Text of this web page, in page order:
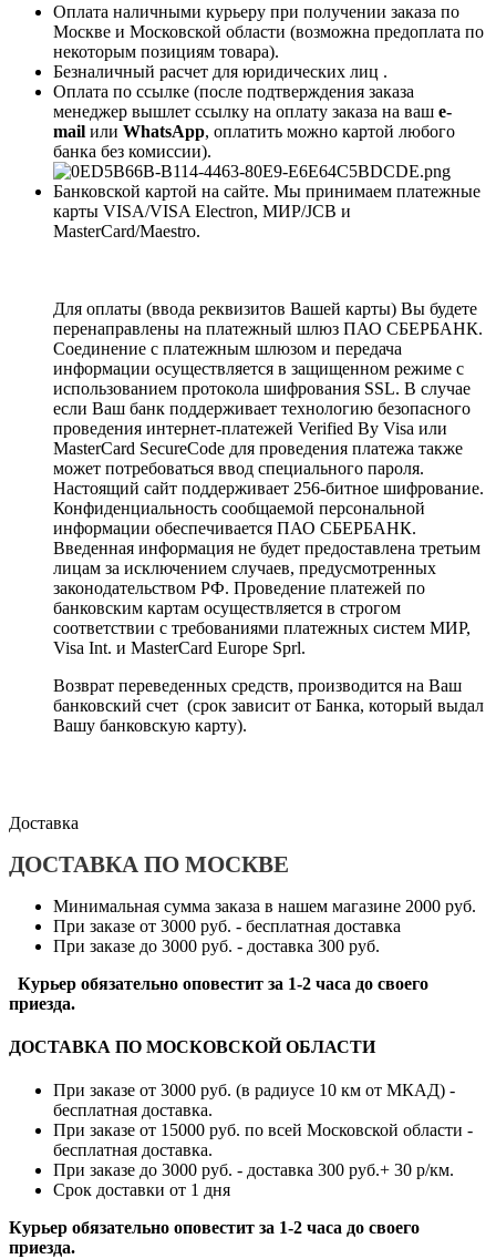
Оплата наличными курьеру при получении заказа по
Москве и Московской области (возможна предоплата по
некоторым позициям товара).
Безналичный расчет для юридических лиц .
Оплата по ссылке (после подтверждения заказа
менеджер вышлет ссылку на оплату заказа на ваш e-
mail или WhatsApp, оплатить можно картой любого
банка без комиссии).
Банковской картой на сайте. Мы принимаем платежные
карты VISA/VISA Electron, МИР/JCB и
MasterCard/Maestro.
Для оплаты (ввода реквизитов Вашей карты) Вы будете
перенаправлены на платежный шлюз ПАО СБЕРБАНК.
Соединение с платежным шлюзом и передача
информации осуществляется в защищенном режиме с
использованием протокола шифрования SSL. В случае
если Ваш банк поддерживает технологию безопасного
проведения интернет-платежей Verified By Visa или
MasterCard SecureCode для проведения платежа также
может потребоваться ввод специального пароля.
Настоящий сайт поддерживает 256-битное шифрование.
Конфиденциальность сообщаемой персональной
информации обеспечивается ПАО СБЕРБАНК.
Введенная информация не будет предоставлена третьим
лицам за исключением случаев, предусмотренных
законодательством РФ. Проведение платежей по
банковским картам осуществляется в строгом
соответствии с требованиями платежных систем МИР,
Visa Int. и MasterCard Europe Sprl.
Возврат переведенных средств, производится на Ваш
банковский счет (срок зависит от Банка, который выдал
Вашу банковскую карту).
Доставка
ДОСТАВКА ПО МОСКВЕ
Минимальная сумма заказа в нашем магазине 2000 руб.
При заказе от 3000 руб. - бесплатная доставка
При заказе до 3000 руб. - доставка 300 руб.
Курьер обязательно оповестит за 1-2 часа до своего
приезда.
ДОСТАВКА ПО МОСКОВСКОЙ ОБЛАСТИ
При заказе от 3000 руб. (в радиусе 10 км от МКАД) -
бесплатная доставка.
При заказе от 15000 руб. по всей Московской области -
бесплатная доставка.
При заказе до 3000 руб. - доставка 300 руб.+ 30 р/км.
Срок доставки от 1 дня
Курьер обязательно оповестит за 1-2 часа до своего
приезда.